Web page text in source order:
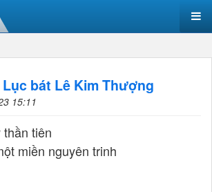
Lục bát Lê Kim Thượng
15:11
tiên
miền nguyên trinh